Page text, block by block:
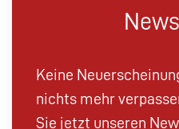
Keine
nichts mehr
Sie jetzt unseren